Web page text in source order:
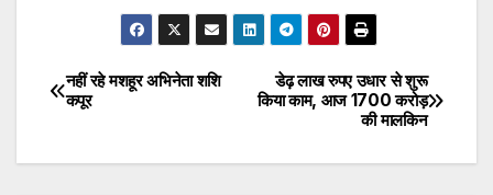
Post
डेढ़ लाख रुपए उधार से शुरू
किया काम, आज 1700 करोड़
की मालकिन
नहीं रहे मशहूर अभिनेता शशि
कपूर